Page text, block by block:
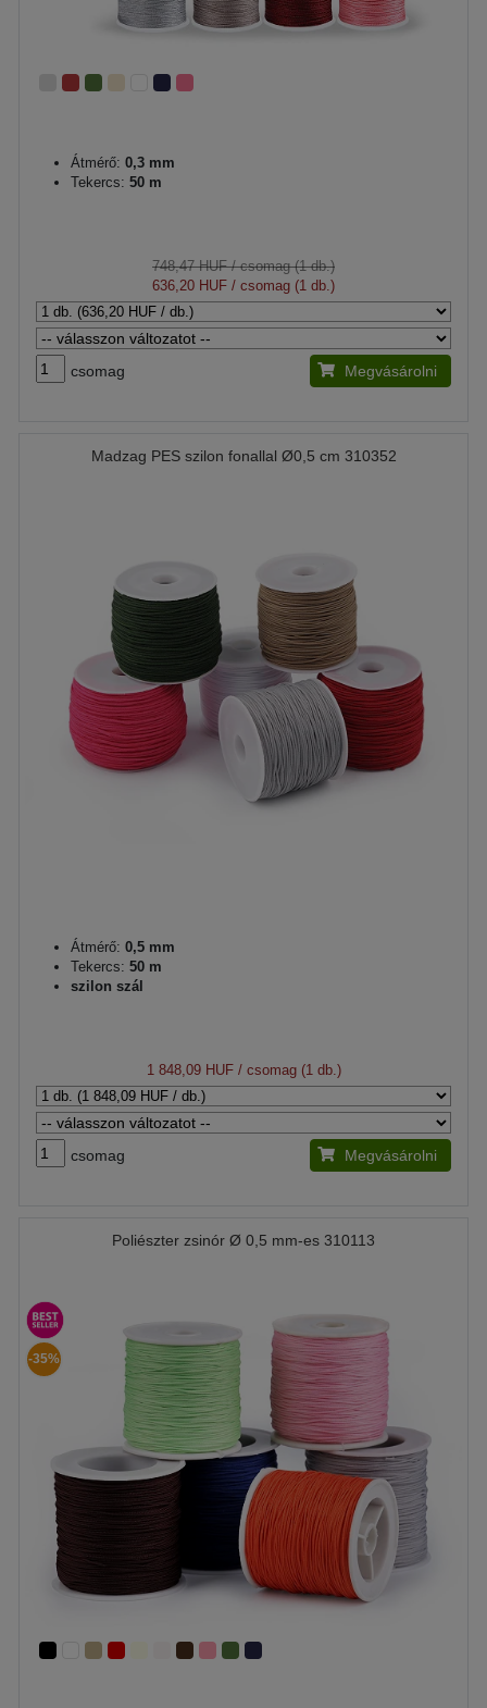
Átmérő: 0,3 mm
Tekercs: 50 m
748,47 HUF/ csomag (1 db.)
636,20 HUF / csomag (1 db.)
csomag Megvásárolni
Madzag PES szilon fonallal Ø0,5 cm 310352
Átmérő: 0,5 mm
Tekercs: 50 m
szilon szál
1 848,09 HUF/ csomag (1 db.)
csomag Megvásárolni
Poliészter zsinór Ø 0,5 mm-es 310113
-35%